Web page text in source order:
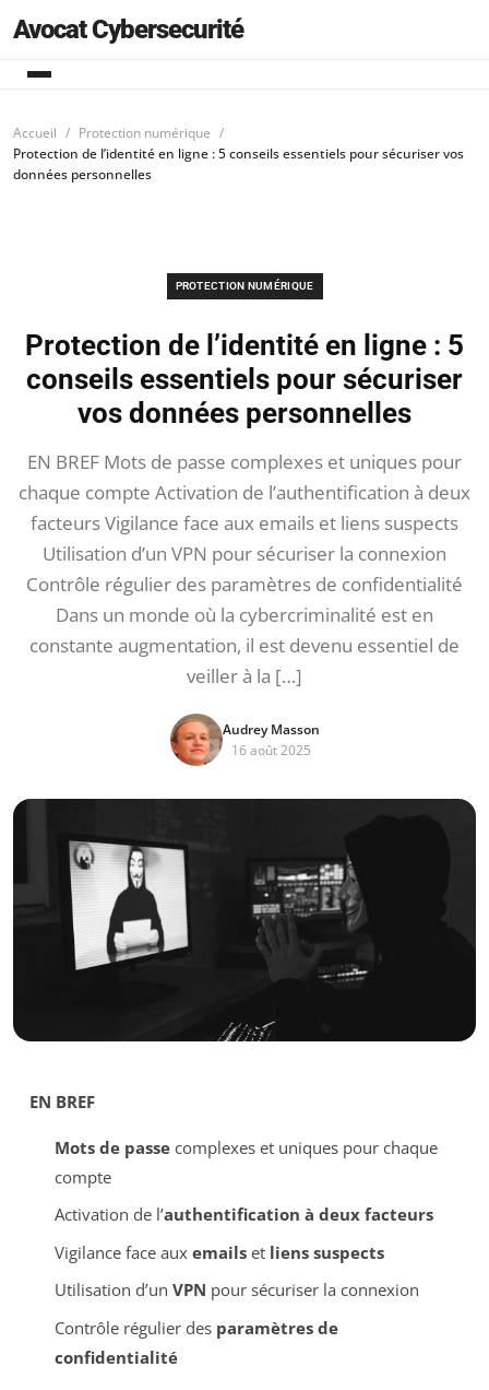
Avocat Cybersecurité
Accueil
Protection numérique
Protection de l’identité en ligne : 5 conseils essentiels pour sécuriser vos
données personnelles
PROTECTION NUMÉRIQUE
Protection de l’identité en ligne : 5
conseils essentiels pour sécuriser
vos données personnelles
EN BREF Mots de passe complexes et uniques pour
chaque compte Activation de l’authentification à deux
facteurs Vigilance face aux emails et liens suspects
Utilisation d’un VPN pour sécuriser la connexion
Contrôle régulier des paramètres de confidentialité
Dans un monde où la cybercriminalité est en
constante augmentation, il est devenu essentiel de
veiller à la […]
Audrey Masson
16 août 2025
EN BREF
Mots de passecomplexes et uniques pour chaque
compte
Activation de l’authentification à deux facteurs
Vigilance face aux emailset liens suspects
Utilisation d’un VPN pour sécuriser la connexion
Contrôle régulier des paramètres de
confidentialité